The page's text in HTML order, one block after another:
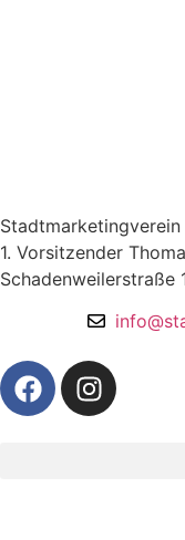
Stadtmarketingverein
1. Vorsitzender
Schadenweilerstraße